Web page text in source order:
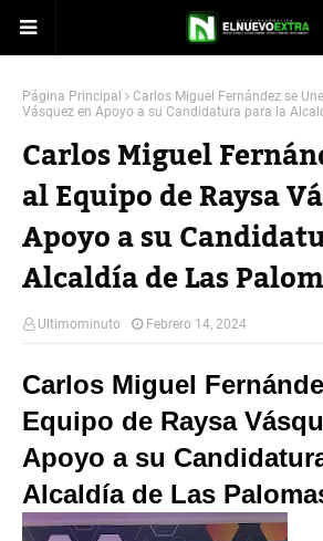
Página Principal
Carlos Miguel Fernández se
Vásquez en Apoyo a su Candidatura para la
Carlos Miguel
al Equipo de Raysa
Apoyo a su
Alcaldía de Las
Ultimominuto Febrero 14, 2024
Carlos Miguel
Equipo de Raysa
Apoyo a su
Alcaldía de Las